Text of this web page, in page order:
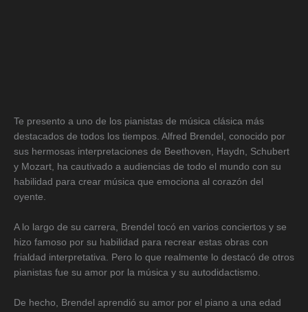
Te presento a uno de los pianistas de música clásica más
destacados de todos los tiempos. Alfred Brendel, conocido por
sus hermosas interpretaciones de Beethoven, Haydn, Schubert
y Mozart, ha cautivado a audiencias de todo el mundo con su
habilidad para crear música que emociona al corazón del
oyente.
A lo largo de su carrera, Brendel tocó en varios conciertos y se
hizo famoso por su habilidad para recrear estas obras con
frialdad interpretativa. Pero lo que realmente lo destacó de otros
pianistas fue su amor por la música y su autodidactismo.
De hecho, Brendel aprendió su amor por el piano a una edad